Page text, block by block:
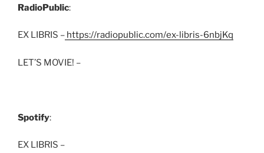
RadioPublic:
EX LIBRIS – https://radiopublic.com/ex-libris-6nbjKq
LET’S MOVIE! –
Spotify:
EX LIBRIS –